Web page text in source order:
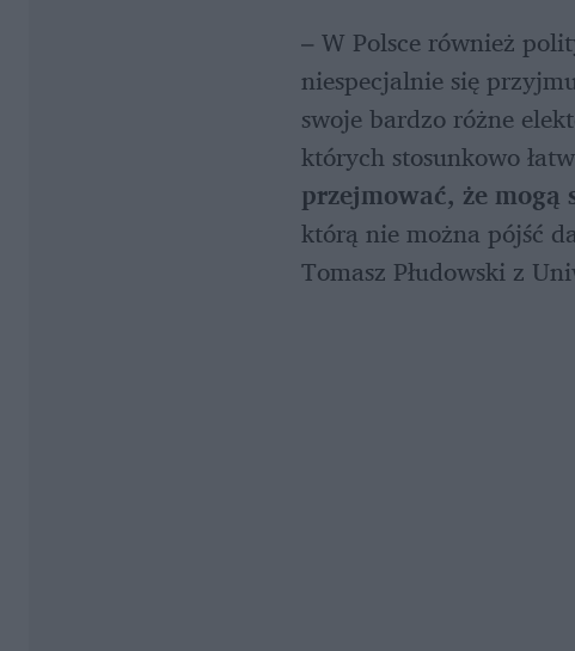
– W Polsce również
niespecjalnie się
swoje bardzo różne
których stosunkowo
przejmować, że mogą
którą nie można pójść
Tomasz Płudowski z